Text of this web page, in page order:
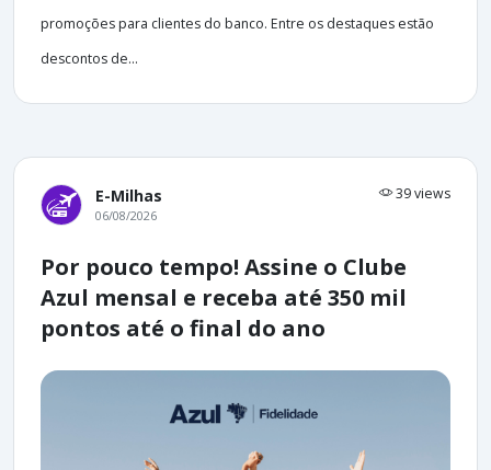
promoções para clientes do banco. Entre os destaques estão
descontos de...
E-Milhas 39 views
06/08/2026
Por pouco tempo! Assine o Clube
Azul mensal e receba até 350 mil
pontos até o final do ano